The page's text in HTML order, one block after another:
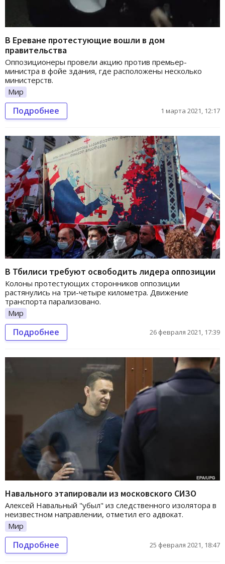
В Ереване протестующие вошли в дом
правительства
Оппозиционеры провели акцию против премьер-
министра в фойе здания, где расположены несколько
министерств.
Мир
Подробнее 1 марта 2021, 12:17
В Тбилиси требуют освободить лидера оппозиции
Колоны протестующих сторонников оппозиции
растянулись на три-четыре километра. Движение
транспорта парализовано.
Мир
Подробнее 26 февраля 2021, 17:39
Навального этапировали из московского СИЗО
Алексей Навальный "убыл" из следственного изолятора в
неизвестном направлении, отметил его адвокат.
Мир
Подробнее 25 февраля 2021, 18:47